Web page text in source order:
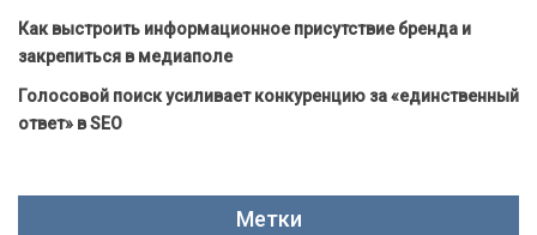
Как выстроить информационное присутствие бренда и
закрепиться в медиаполе
Голосовой поиск усиливает конкуренцию за «единственный
ответ» в SEO
Метки